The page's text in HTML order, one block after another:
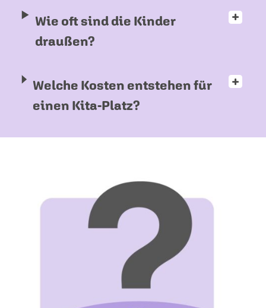
Wie oft sind die Kinder
draußen?
Welche Kosten entstehen für
einen Kita-Platz?